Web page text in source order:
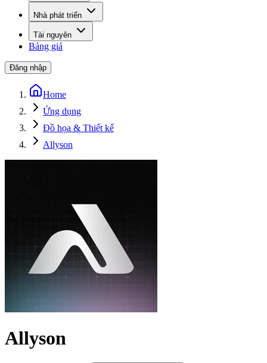
Nhà phát triển
Tài nguyên
Bảng giá
Đăng nhập
Home
Ứng dụng
Đồ họa & Thiết kế
Allyson
Allyson